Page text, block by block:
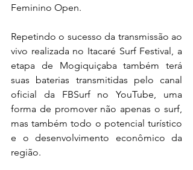
Feminino Open.
Repetindo o sucesso da transmissão ao
vivo realizada no Itacaré Surf Festival, a
etapa de Mogiquiçaba também terá
suas baterias transmitidas pelo canal
oficial da FBSurf no YouTube, uma
forma de promover não apenas o surf,
mas também todo o potencial turístico
e o desenvolvimento econômico da
região.